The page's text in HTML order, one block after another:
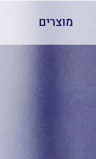
מוצרים